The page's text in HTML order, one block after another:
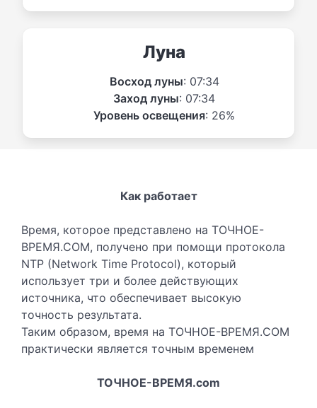
Луна
Восход луны: 07:34
Заход луны: 07:34
Уровень освещения: 26%
Как работает
Время, которое представлено на ТОЧНОЕ-
ВРЕМЯ.COM, получено при помощи протокола
NTP (Network Time Protocol), который
использует три и более действующих
источника, что обеспечивает высокую
точность результата.
Таким образом, время на ТОЧНОЕ-ВРЕМЯ.COM
практически является точным временем
ТОЧНОЕ-ВРЕМЯ.com